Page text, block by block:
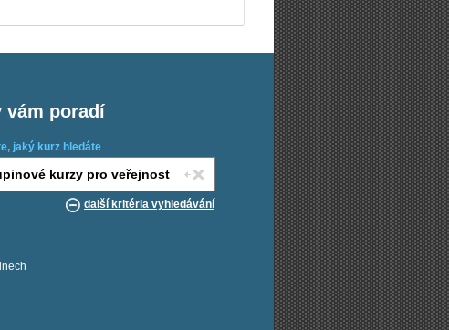
vám poradí
jaký kurz hledáte
další kritéria vyhledávání